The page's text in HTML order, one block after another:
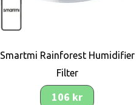
Smartmi Rainforest Humidifier
Filter
106 kr